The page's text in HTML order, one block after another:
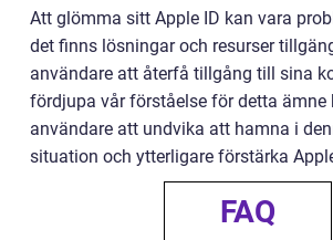
Att glömma sitt Apple ID kan vara
det finns lösningar och resurser
användare att återfå tillgång till sina
fördjupa vår förståelse för detta ämne
användare att undvika att hamna i
situation och ytterligare förstärka
FAQ